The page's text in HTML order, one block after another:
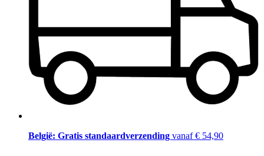
België: Gratis standaardverzending vanaf € 54,90